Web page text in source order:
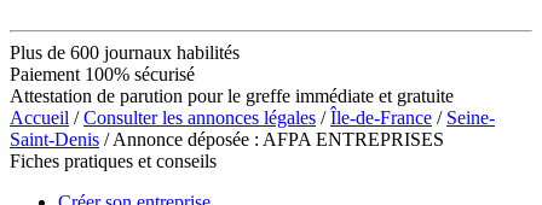
Plus de 600 journaux habilités
Paiement 100% sécurisé
Attestation de parution pour le greffe immédiate et gratuite
Accueil /Consulter les annonces légales /Île-de-France / Seine-
Saint-Denis / Annonce déposée : AFPA ENTREPRISES
Fiches pratiques et conseils